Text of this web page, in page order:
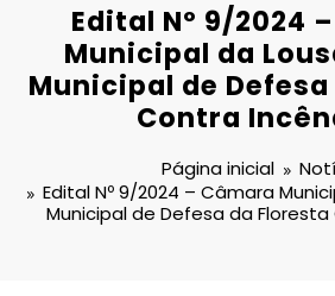
Edital Nº 9/2024
Municipal da
Municipal de
Contra
Página inicial
Edital Nº 9/2024 – Câmara
Municipal de Defesa da